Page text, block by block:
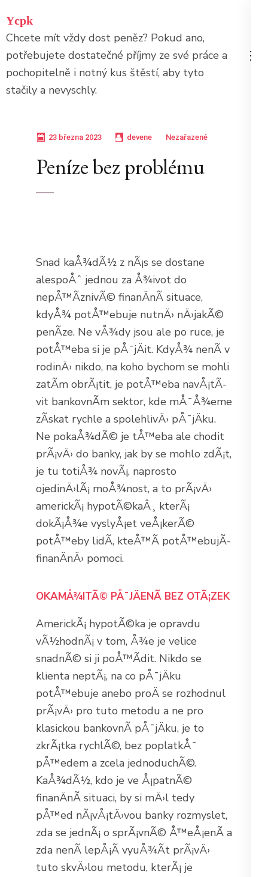
na
obsah
(stiskněte
Enter)
Ycpk
Chcete mít vždy dost peněz? Pokud ano,
potřebujete dostatečné příjmy ze své práce a
pochopitelně i notný kus štěstí, aby tyto
stačily a nevyschly.
23 března 2023 devene Nezařazené
Peníze bez problému
Snad kaÅ¾dÃ½ z nÃ¡s se dostane
alespoÅˆ jednou za Å¾ivot do
nepÅ™Ã­znivÃ© finanÄnÃ­ situace,
kdyÅ¾ potÅ™ebuje nutnÄ› nÄ›jakÃ©
penÃ­ze. Ne vÅ¾dy jsou ale po ruce, je
potÅ™eba si je pÅ¯jÄit. KdyÅ¾ nenÃ­ v
rodinÄ› nikdo, na koho bychom se mohli
zatÃ­m obrÃ¡tit, je potÅ™eba navÅ¡tÃ­
vit bankovnÃ­m sektor, kde mÅ¯Å¾eme
zÃ­skat rychle a spolehlivÄ› pÅ¯jÄku.
Ne pokaÅ¾dÃ© je tÅ™eba ale chodit
prÃ¡vÄ› do banky, jak by se mohlo zdÃ¡t,
je tu totiÅ¾ novÃ¡, naprosto
ojedinÄ›lÃ¡ moÅ¾nost, a to prÃ¡vÄ›
americkÃ¡ hypotÃ©kaÂ¸ kterÃ¡
dokÃ¡Å¾e vyslyÅ¡et veÅ¡kerÃ©
potÅ™eby lidÃ­, kteÅ™Ã­ potÅ™ebujÃ­
finanÄnÄ› pomoci.
OKAMÅ¾ITÃ© PÅ¯JÄENÃ­ BEZ OTÃ¡ZEK
AmerickÃ¡ hypotÃ©ka je opravdu
vÃ½hodnÃ¡ v tom, Å¾e je velice
snadnÃ© si ji poÅ™Ã­dit. Nikdo se
klienta neptÃ¡, na co pÅ¯jÄku
potÅ™ebuje anebo proÄ se rozhodnul
prÃ¡vÄ› pro tuto metodu a ne pro
klasickou bankovnÃ­ pÅ¯jÄku, je to
zkrÃ¡tka rychlÃ©, bez poplatkÅ¯
pÅ™edem a zcela jednoduchÃ©.
KaÅ¾dÃ½, kdo je ve Å¡patnÃ©
finanÄnÃ­ situaci, by si mÄ›l tedy
pÅ™ed nÃ¡vÅ¡tÄ›vou banky rozmyslet,
zda se jednÃ¡ o sprÃ¡vnÃ© Å™eÅ¡enÃ­ a
zda nenÃ­ lepÅ¡Ã­ vyuÅ¾Ã­t prÃ¡vÄ›
tuto skvÄ›lou metodu, kterÃ¡ je